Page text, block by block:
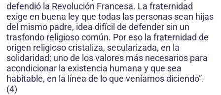
defendió la Revolución Francesa. La fraternidad
exige en buena ley que todas las personas sean hijas
del mismo padre, idea difícil de defender sin un
trasfondo religioso común. Por eso la fraternidad de
origen religioso cristaliza, secularizada, en la
solidaridad; uno de los valores más necesarios para
acondicionar la existencia humana y que sea
habitable, en la línea de lo que veníamos diciendo”.
(4)